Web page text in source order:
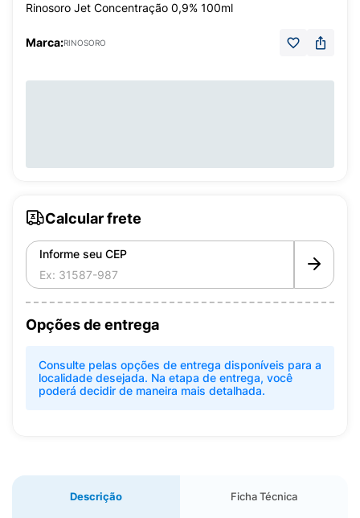
Rinosoro Jet Concentração 0,9% 100ml
Marca:RINOSORO
Calcular frete
Informe seu CEP
Opções de entrega
Consulte pelas opções de entrega disponíveis para a
localidade desejada. Na etapa de entrega, você
poderá decidir de maneira mais detalhada.
Descrição Ficha Técnica